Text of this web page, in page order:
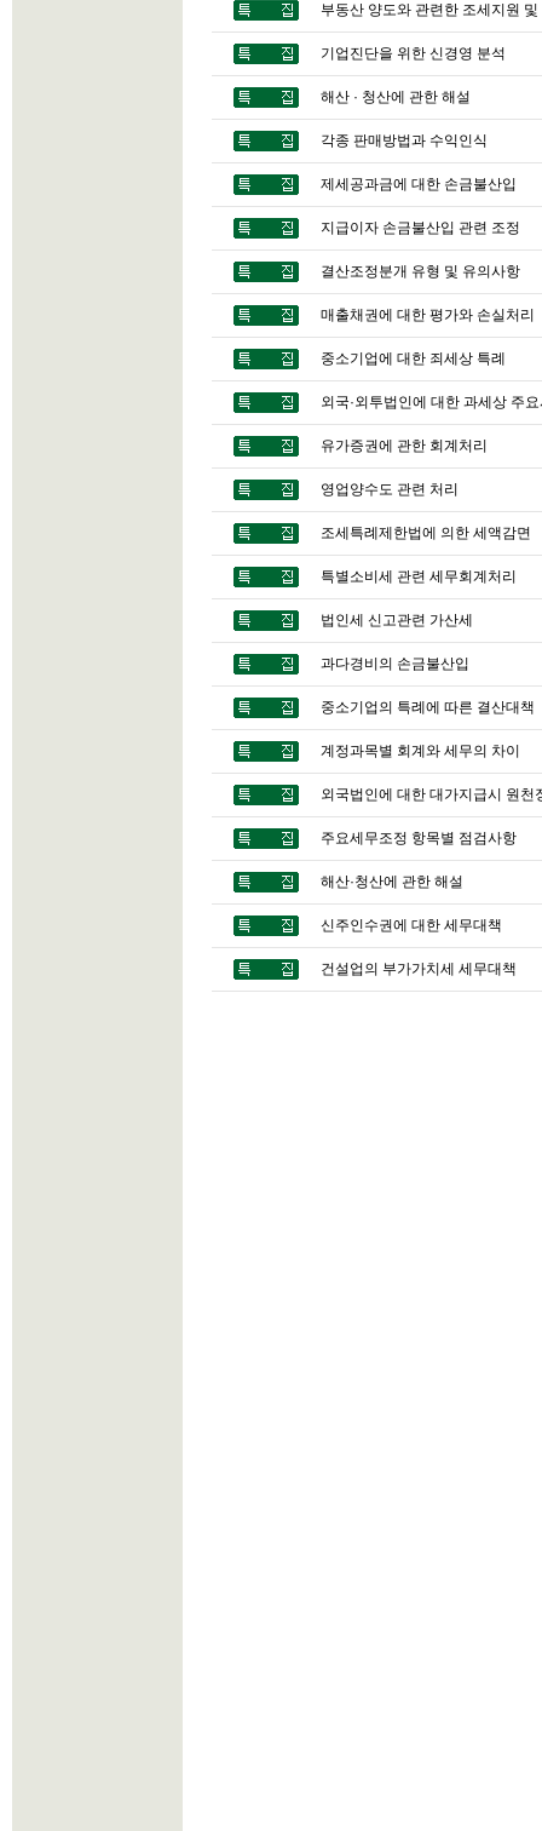
부동산 양도와 관련한 조세지원
기업진단을 위한 신경영 분석
해산 · 청산에 관한 해설
각종 판매방법과 수익인식
제세공과금에 대한 손금불산입
지급이자 손금불산입 관련 조정
결산조정분개 유형 및 유의사항
매출채권에 대한 평가와 손실처리
중소기업에 대한 죄세상 특례
외국·외투법인에 대한 과세상 주
유가증권에 관한 회계처리
영업양수도 관련 처리
조세특례제한법에 의한 세액감면
특별소비세 관련 세무회계처리
법인세 신고관련 가산세
과다경비의 손금불산입
중소기업의 특례에 따른 결산대책
계정과목별 회계와 세무의 차이
외국법인에 대한 대가지급시 원천
주요세무조정 항목별 점검사항
해산·청산에 관한 해설
신주인수권에 대한 세무대책
건설업의 부가가치세 세무대책